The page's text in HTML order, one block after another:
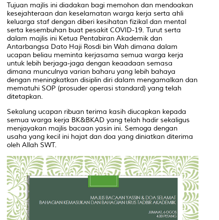
Tujuan majlis ini diadakan bagi memohon dan mendoakan
kesejahteraan dan keselamatan warga kerja serta ahli
keluarga staf dengan diberi kesihatan fizikal dan mental
serta kesembuhan buat pesakit COVID-19. Turut serta
dalam majlis ini Ketua Pentabiran Akademik dan
Antarbangsa Dato Haji Rosdi bin Wah dimana dalam
ucapan beliau meminta kerjasama semua warga kerja
untuk lebih berjaga-jaga dengan keaadaan semasa
dimana munculnya varian baharu yang lebih bahaya
dengan meningkatkan disiplin diri dalam mengamalkan dan
mematuhi SOP (prosuder operasi standard) yang telah
ditetapkan.
Sekalung ucapan ribuan terima kasih diucapkan kepada
semua warga kerja BK&BKAD yang telah hadir sekaligus
menjayakan majlis bacaan yasin ini. Semoga dengan
usaha yang kecil ini hajat dan doa yang diniatkan diterima
oleh Allah SWT.